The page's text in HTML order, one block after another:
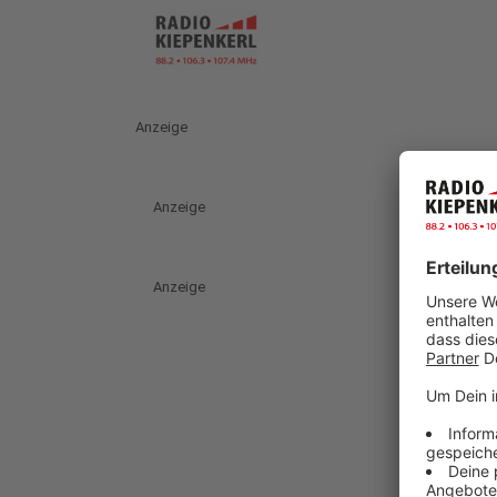
Anzeige
Anzeige
Anzeige